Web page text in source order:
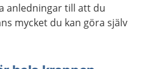
anledningar till att du
mycket du kan göra själv